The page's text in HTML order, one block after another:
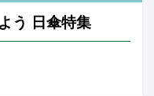
う 日傘特集